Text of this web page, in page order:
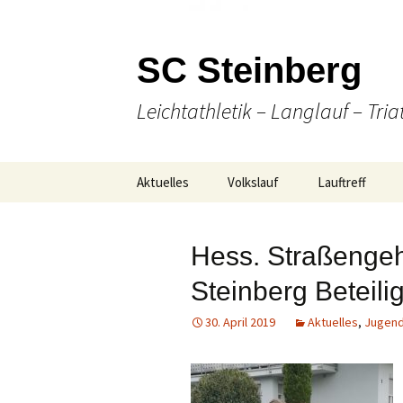
SC Steinberg
Leichtathletik – Langlauf –
Aktuelles Volkslauf
Ausschreibung
Online Anmeldung
Ergebnisse
Lauftreff
Laufen
(Nordic-)
Unser Team
Hess.
Steinberg
30. April 2019 Aktuelles, Jugend